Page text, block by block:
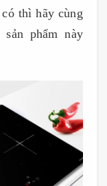
thì hãy cùng
phẩm này